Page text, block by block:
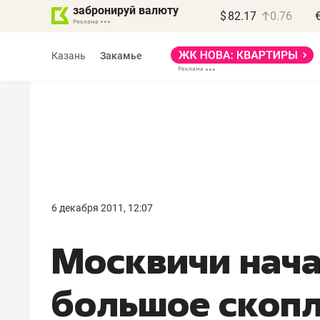
забронируй валюту $ 82.17 0.76
Казань Закамье
6 декабря 2011, 12:07
Москвичи
большое
правил, бизнес может
потерять минимум